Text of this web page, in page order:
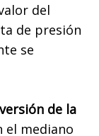
del
de presión
se
de la
el mediano